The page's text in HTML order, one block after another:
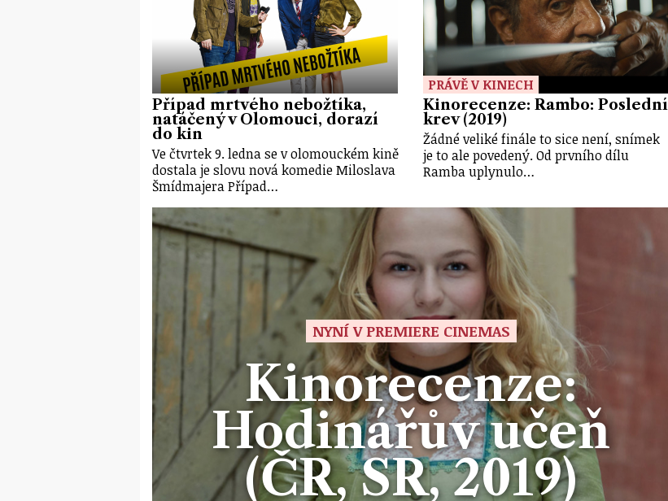
Případ mrtvého nebožtíka,
natáčený v Olomouci, dorazí
do kin
Ve čtvrtek 9. ledna se v olomouckém kině
dostala je slovu nová komedie Miloslava
Šmídmajera Případ…
PRÁVĚ V KINECH
Kinorecenze: Rambo: Poslední
krev (2019)
Žádné veliké finále to sice není, snímek
je to ale povedený. Od prvního dílu
Ramba uplynulo…
NYNÍ V PREMIERE CINEMAS
Kinorecenze:
Hodinářův učeň
(ČR, SR, 2019)